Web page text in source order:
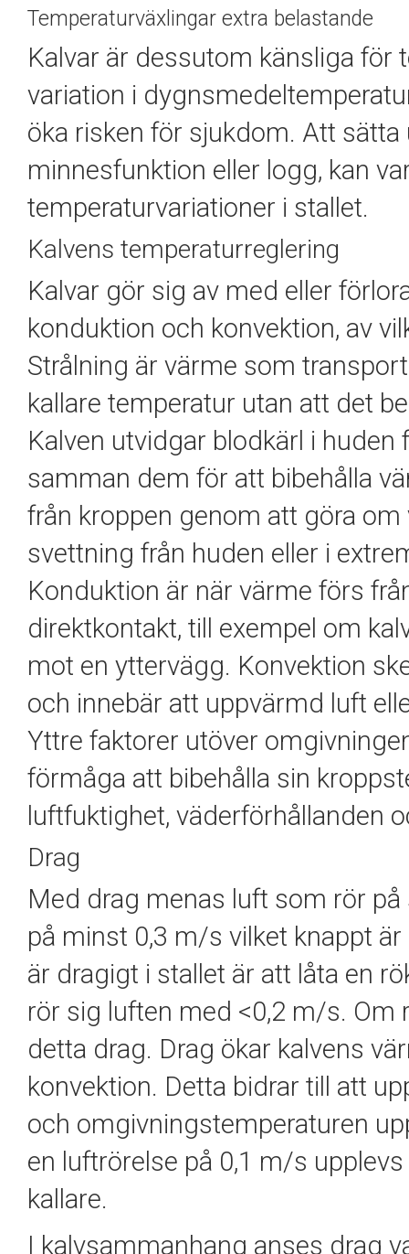
Temperaturväxlingar extra belastande
Kalvar är dessutom känsliga för
variation i
öka risken för sjukdom. Att
minnesfunktion eller logg, kan
temperaturvariationer i stallet.
Kalvens temperaturreglering
Kalvar gör sig av med eller
konduktion och konvektion, av
Strålning är värme som
kallare temperatur utan att det
Kalven utvidgar blodkärl i
samman dem för att bibehålla
från kroppen genom att göra
svettning från huden eller i
Konduktion är när värme förs
direktkontakt, till exempel om
mot en yttervägg. Konvektion
och innebär att uppvärmd luft
Yttre faktorer utöver
förmåga att bibehålla sin
luftfuktighet, väderförhållanden
Drag
Med drag menas luft som rör
på minst 0,3 m/s vilket knappt
är dragigt i stallet är att låta en
rör sig luften med <0,2 m/s. Om
detta drag. Drag ökar kalvens
konvektion. Detta bidrar till att
och omgivningstemperaturen
en luftrörelse på 0,1 m/s
kallare.
I kalvsammanhang anses drag